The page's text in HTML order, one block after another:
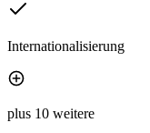
Internationalisierung
plus 10 weitere